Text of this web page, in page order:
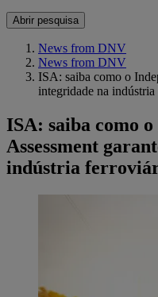
Abrir pesquisa
News from DNV
News from DNV
ISA: saiba como o
integridade na
ISA: saiba como
Assessment
indústria